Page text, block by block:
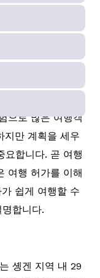
으로 많은 여행객
지만 계획을 세우
요합니다. 곧 여행
여행 허가를 이해
쉽게 여행할 수
합니다.
솅겐 지역 내 29